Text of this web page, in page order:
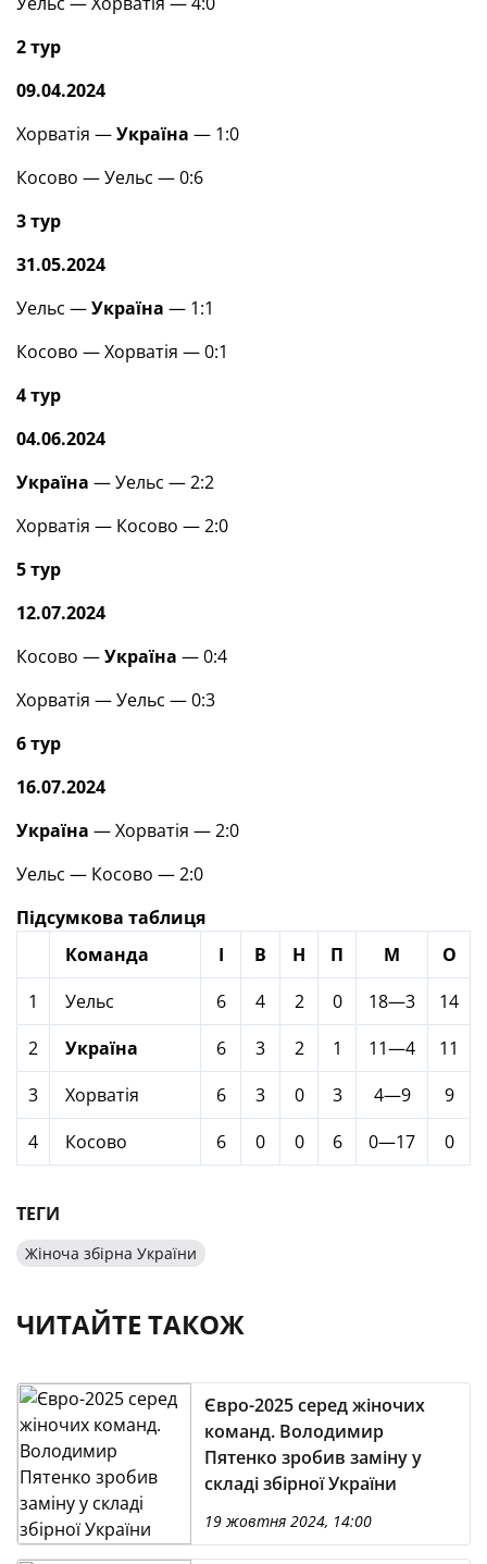
2 тур
09.04.2024
Хорватія —Україна — 1:0
Косово — Уельс — 0:6
3 тур
31.05.2024
Уельс —Україна — 1:1
Косово — Хорватія — 0:1
4 тур
04.06.2024
Україна — Уельс — 2:2
Хорватія — Косово — 2:0
5 тур
12.07.2024
Косово —Україна — 0:4
Хорватія — Уельс — 0:3
6 тур
16.07.2024
Україна — Хорватія — 2:0
Уельс — Косово — 2:0
Підсумкова таблиця
Команда
І В Н П М
О
1
Уельс 6 4 2 0 18—3
14
2
Україна 6 3 2 1 11—4
11
3
Хорватія 6 3 0 3 4—9
9
4
Косово 6 0 0 6 0—17 0
ТЕГИ
Жіноча збірна України
ЧИТАЙТЕ ТАКОЖ
Євро-2025 серед жіночих
команд. Володимир
Пятенко зробив заміну у
складі збірної України
19 жовтня 2024, 14:00